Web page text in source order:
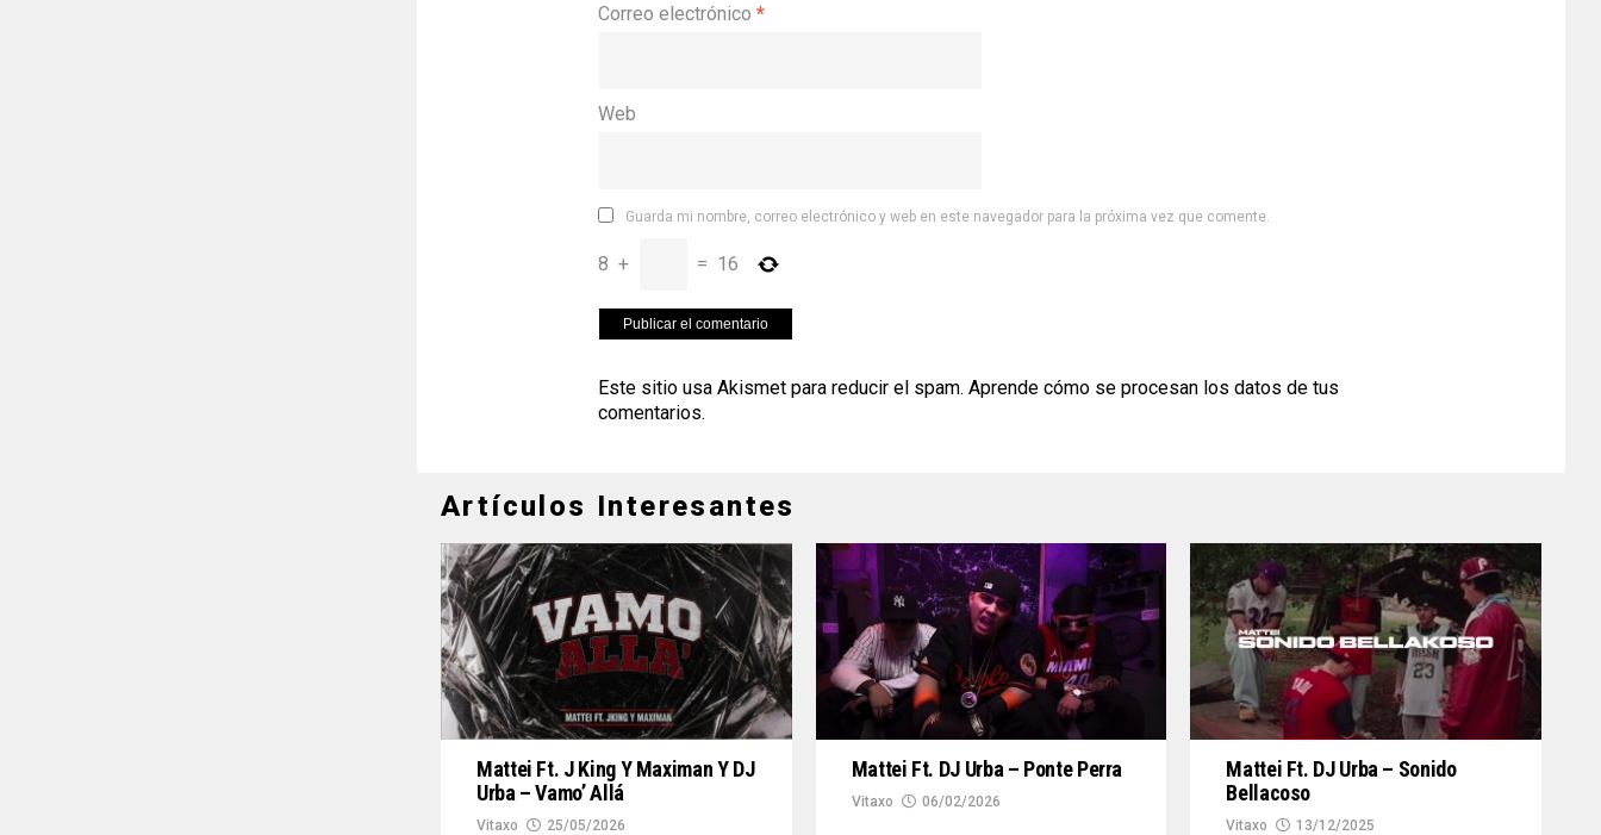
Correo electrónico *
Web
Guarda mi nombre, correo electrónico y web en este navegador para la próxima vez que comente.
8 + = 16
Este sitio usa Akismet para reducir el spam. Aprende cómo se procesan los datos de tus
comentarios.
Artículos Interesantes
Mattei Ft. J King Y Maximan Y DJ
Urba – Vamo’ Allá
Vitaxo 25/05/2026
Mattei Ft. DJ Urba – Ponte Perra
Vitaxo 06/02/2026
Mattei Ft. DJ Urba – Sonido
Bellacoso
Vitaxo 13/12/2025